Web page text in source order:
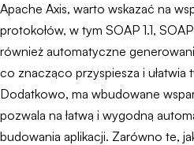
Apache Axis, warto wskazać na
protokołów, w tym SOAP 1.1,
również automatyczne
co znacząco przyspiesza i ułatwia
Dodatkowo, ma wbudowane
pozwala na łatwą i wygodną
budowania aplikacji. Zarówno te,